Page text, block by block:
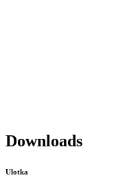
Downloads
Ulotka